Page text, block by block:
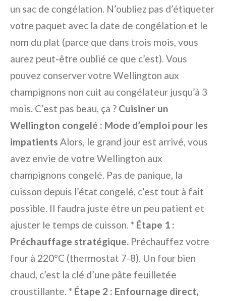
un sac de congélation. N’oubliez pas d’étiqueter
votre paquet avec la date de congélation et le
nom du plat (parce que dans trois mois, vous
aurez peut-être oublié ce que c’est). Vous
pouvez conserver votre Wellington aux
champignons non cuit au congélateur jusqu’à 3
mois. C’est pas beau, ça ? Cuisiner un
Wellington congelé : Mode d’emploi pour les
impatients Alors, le grand jour est arrivé, vous
avez envie de votre Wellington aux
champignons congelé. Pas de panique, la
cuisson depuis l’état congelé, c’est tout à fait
possible. Il faudra juste être un peu patient et
ajuster le temps de cuisson. * Étape 1 :
Préchauffage stratégique. Préchauffez votre
four à 220°C (thermostat 7-8). Un four bien
chaud, c’est la clé d’une pâte feuilletée
croustillante. * Étape 2 : Enfournage direct,